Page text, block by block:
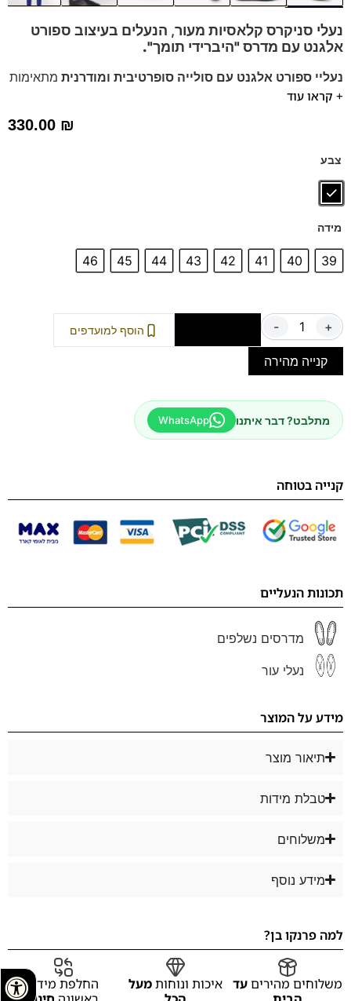
נעלי סניקרס קלאסיות מעור, הנעלים בעיצוב ספורט
אלגנט עם מדרס "היברידי תומך".
נעליי ספורט אלגנט עם סולייה סופרטיבית ומודרנית מתאימות
לעמידה ממושכת.
זיעה.
+ קראו עוד
330.00 ₪
צבע
מידה
39
40
41
42
43
44
45
46
- + הוסף למועדפים
קנייה מהירה
מתלבט? דבר איתנו WhatsApp
קנייה בטוחה
תכונות הנעליים
מדרסים נשלפים
נעלי עור
מידע על המוצר
תיאור מוצר
טבלת מידות
משלוחים
מידע נוסף
למה פרנקו בן?
משלוחים מהיריםעד איכות ונוחותמעל
החלפת מידה